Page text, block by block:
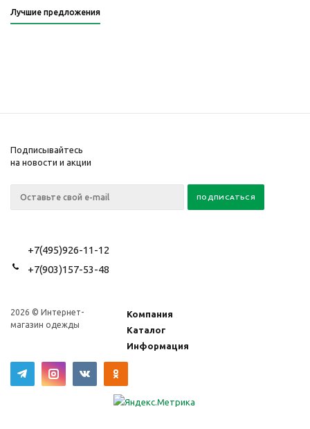
Лучшие предложения
Подписывайтесь
на новости и акции
+7(495)926-11-12
+7(903)157-53-48
2026 © Интернет-
магазин одежды
Компания
Каталог
Информация